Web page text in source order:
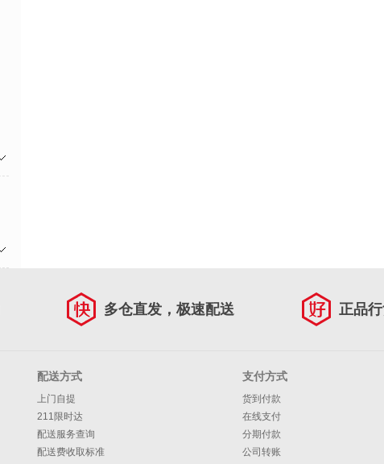
多仓直发，极速配送 正品
配送方式
上门自提
211限时达
配送服务查询
配送费收取标准
支付方式
货到付款
在线支付
分期付款
公司转账